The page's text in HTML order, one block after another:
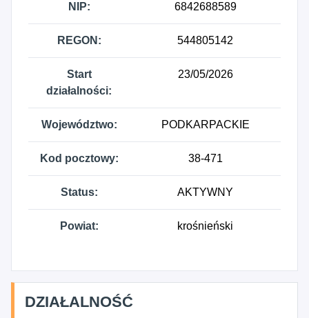
NIP: 6842688589
REGON: 544805142
Start
działalności:
23/05/2026
Województwo: PODKARPACKIE
Kod pocztowy: 38-471
Status: AKTYWNY
Powiat: krośnieński
DZIAŁALNOŚĆ